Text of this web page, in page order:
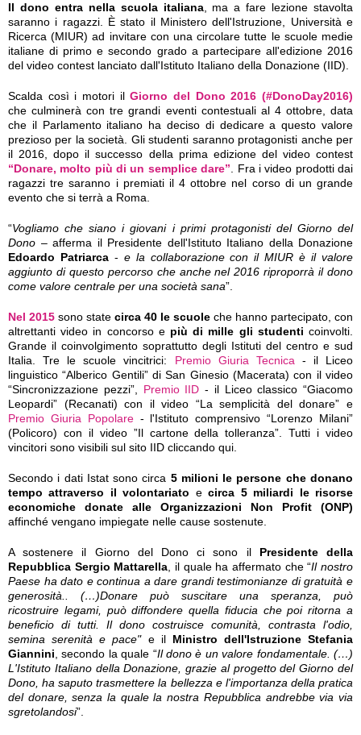
Il dono entra nella scuola italiana, ma a fare lezione stavolta
saranno i ragazzi. È stato il Ministero dell'Istruzione, Università e
Ricerca (MIUR) ad invitare con una circolare tutte le scuole medie
italiane di primo e secondo grado a partecipare all'edizione 2016
del video contest lanciato dall'Istituto Italiano della Donazione (IID).
Scalda così i motori ilGiorno del Dono 2016 (#DonoDay2016)
che culminerà con tre grandi eventi contestuali al 4 ottobre, data
che il Parlamento italiano ha deciso di dedicare a questo valore
prezioso per la società. Gli studenti saranno protagonisti anche per
il 2016, dopo il successo della prima edizione del video contest
“Donare, molto più di un semplice dare”. Fra i video prodotti dai
ragazzi tre saranno i premiati il 4 ottobre nel corso di un grande
evento che si terrà a Roma.
“Vogliamo che siano i giovani i primi protagonisti del Giorno del
Dono – afferma il Presidente dell'Istituto Italiano della Donazione
Edoardo Patriarca- e la collaborazione con il MIUR è il valore
aggiunto di questo percorso che anche nel 2016 riproporrà il dono
come valore centrale per una società sana”.
Nel 2015 sono state circa 40 le scuole che hanno partecipato, con
altrettanti video in concorso e più di mille gli studenti coinvolti.
Grande il coinvolgimento soprattutto degli Istituti del centro e sud
Italia. Tre le scuole vincitrici: Premio Giuria Tecnica- il Liceo
linguistico “Alberico Gentili” di San Ginesio (Macerata) con il video
“Sincronizzazione pezzi”, Premio IID - il Liceo classico “Giacomo
Leopardi” (Recanati) con il video “La semplicità del donare” e
Premio Giuria Popolare- l'Istituto comprensivo “Lorenzo Milani”
(Policoro) con il video ”Il cartone della tolleranza”. Tutti i video
vincitori sono visibili sul sito IID cliccando qui.
Secondo i dati Istat sono circa 5 milioni le persone che donano
tempo attraverso il volontariato ecirca 5 miliardi le risorse
economiche donate alle Organizzazioni Non Profit (ONP)
affinché vengano impiegate nelle cause sostenute.
A sostenere il Giorno del Dono ci sono il Presidente della
Repubblica Sergio Mattarella, il quale ha affermato che “Il nostro
Paese ha dato e continua a dare grandi testimonianze di gratuità e
generosità.. (…)Donare può suscitare una speranza, può
ricostruire legami, può diffondere quella fiducia che poi ritorna a
beneficio di tutti. Il dono costruisce comunità, contrasta l'odio,
semina serenità e pace"e il Ministro dell'Istruzione Stefania
Giannini, secondo la quale “Il dono è un valore fondamentale. (…)
L'Istituto Italiano della Donazione, grazie al progetto del Giorno del
Dono, ha saputo trasmettere la bellezza e l'importanza della pratica
del donare, senza la quale la nostra Repubblica andrebbe via via
sgretolandosi”.